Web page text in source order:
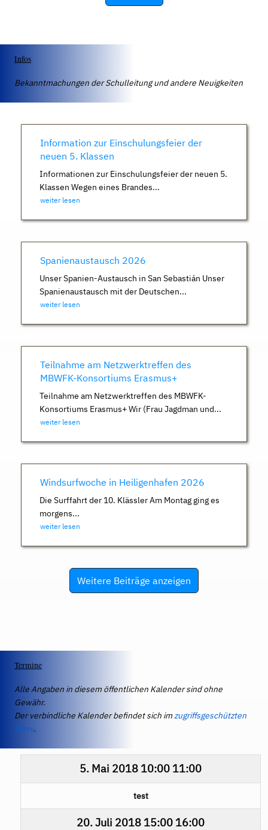
Infos
Bekanntmachungen der Schulleitung und andere Neuigkeiten
Information zur Einschulungsfeier der
neuen 5. Klassen
Informationen zur Einschulungsfeier der neuen 5.
Klassen Wegen eines Brandes...
weiter lesen
Spanienaustausch 2026
Unser Spanien-Austausch in San Sebastián Unser
Spanienaustausch mit der Deutschen...
weiter lesen
Teilnahme am Netzwerktreffen des
MBWFK-Konsortiums Erasmus+
Teilnahme am Netzwerktreffen des MBWFK-
Konsortiums Erasmus+ Wir (Frau Jagdman und...
weiter lesen
Windsurfwoche in Heiligenhafen 2026
Die Surffahrt der 10. Klässler Am Montag ging es
morgens...
weiter lesen
Weitere Beiträge anzeigen
Termine
Alle Angaben in diesem öffentlichen Kalender sind ohne
Gewähr.
Der verbindliche Kalender befindet sich imzugriffsgeschützten
IServ.
5. Mai 2018 10:00 11:00
test
20. Juli 2018 15:00 16:00